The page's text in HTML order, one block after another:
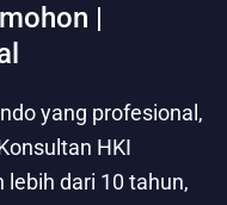
|
yang profesional,
HKI
dari 10 tahun,